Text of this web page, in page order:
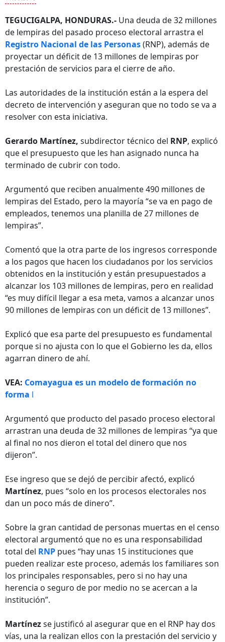
TEGUCIGALPA, HONDURAS.- Una deuda de 32 millones
de lempiras del pasado proceso electoral arrastra el
Registro Nacional de las Personas(RNP), además de
proyectar un déficit de 13 millones de lempiras por
prestación de servicios para el cierre de año.
Las autoridades de la institución están a la espera del
decreto de intervención y aseguran que no todo se va a
resolver con esta iniciativa.
Gerardo Martínez, subdirector técnico del RNP, explicó
que el presupuesto que les han asignado nunca ha
terminado de cubrir con todo.
Argumentó que reciben anualmente 490 millones de
lempiras del Estado, pero la mayoría “se va en pago de
empleados, tenemos una planilla de 27 millones de
lempiras”.
Comentó que la otra parte de los ingresos corresponde
a los pagos que hacen los ciudadanos por los servicios
obtenidos en la institución y están presupuestados a
alcanzar los 103 millones de lempiras, pero en realidad
“es muy difícil llegar a esa meta, vamos a alcanzar unos
90 millones de lempiras con un déficit de 13 millones”.
Explicó que esa parte del presupuesto es fundamental
porque si no ajusta con lo que el Gobierno les da, ellos
agarran dinero de ahí.
VEA: Comayagua es un modelo de formación no
forma l
Argumentó que producto del pasado proceso electoral
arrastran una deuda de 32 millones de lempiras “ya que
al final no nos dieron el total del dinero que nos
dijeron”.
Ese ingreso que se dejó de percibir afectó, explicó
Martínez, pues “solo en los procesos electorales nos
dan un poco más de dinero”.
Sobre la gran cantidad de personas muertas en el censo
electoral argumentó que no es una responsabilidad
total del RNP pues “hay unas 15 instituciones que
pueden realizar este proceso, además los familiares son
los principales responsables, pero si no hay una
herencia o seguro de por medio no se acercan a la
institución”.
Martínezse justificó al asegurar que en el RNP hay dos
vías, una la realizan ellos con la prestación del servicio y